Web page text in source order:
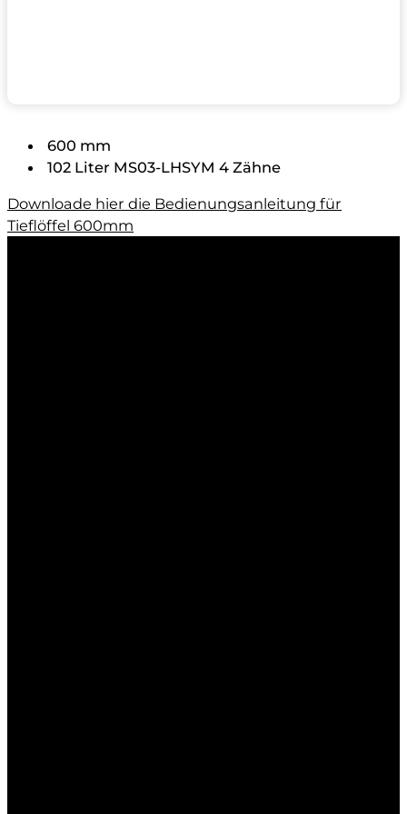
600 mm
102 Liter MS03-LHSYM 4 Zähne
Downloade hier die Bedienungsanleitung für
Tieflöffel 600mm